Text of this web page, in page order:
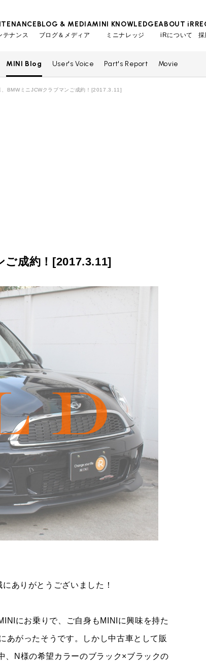
他社よりも高い理由
テナンス
TOP
場入庫予約
BLOG & MEDIA
ブログ＆メディア
TOP
MINI Blog スタッフブログ
MINI KNOWLEDGE
ミニナレッジ
TOP
BMWミニナレッジ
ABOUT iR
iRについて
会社概要
採
プライバシーポリシー
MINI Blog User's Voice Part's Report Movie
、BMWミニJCWクラブマンご成約！[2017.3.11]
ご成約！[2017.3.11]
ありがとうございました！
にお乗りで、ご自身もMINIに興味を持た
あがったそうです。しかし中古車として販
、N様の希望カラーのブラック×ブラックの